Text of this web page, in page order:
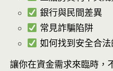
銀行與民間差異
常見詐騙陷阱
如何找到安全合
讓你在資金需求來臨時，